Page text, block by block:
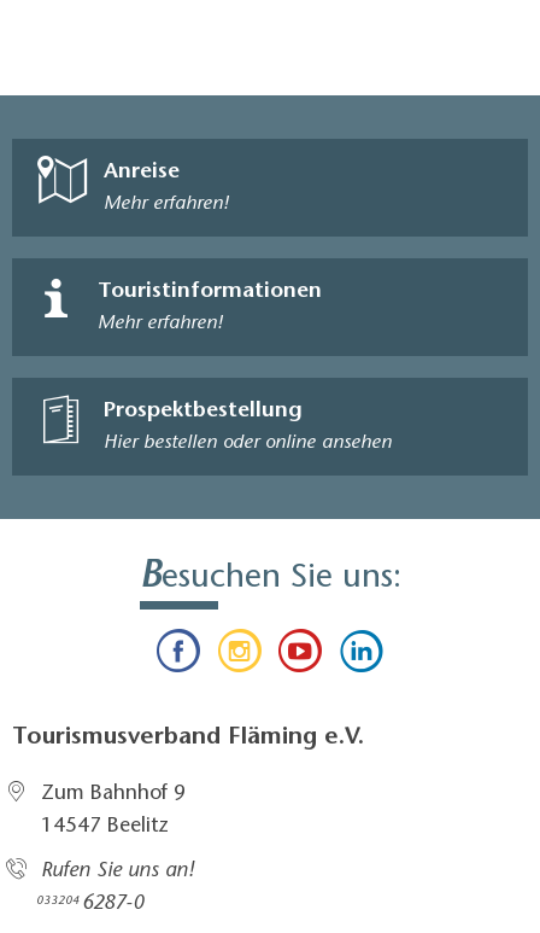
Anreise
Mehr erfahren!
Touristinformationen
Mehr erfahren!
Prospektbestellung
Hier bestellen oder online ansehen
Besuchen Sie uns:
Tourismusverband Fläming e.V.
Zum Bahnhof 9
14547 Beelitz
Rufen Sie uns an!
033204 6287-0